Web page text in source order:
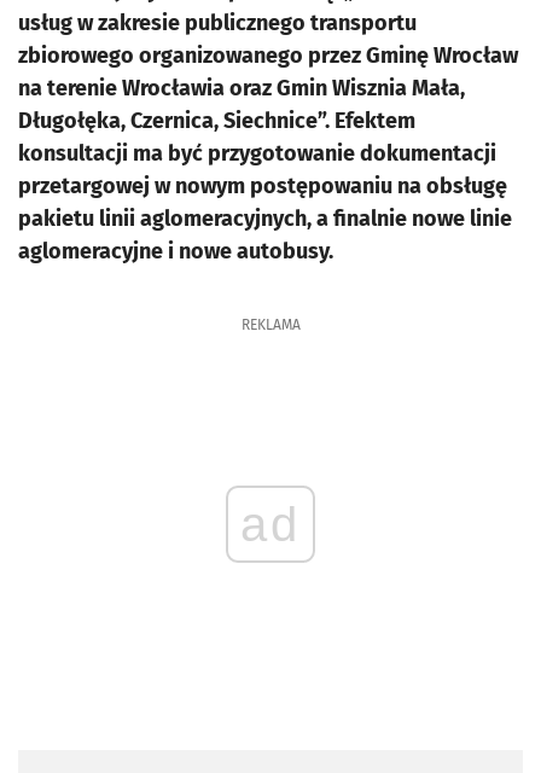
usług w zakresie publicznego transportu
zbiorowego organizowanego przez Gminę Wrocław
na terenie Wrocławia oraz Gmin Wisznia Mała,
Długołęka, Czernica, Siechnice”. Efektem
konsultacji ma być przygotowanie dokumentacji
przetargowej w nowym postępowaniu na obsługę
pakietu linii aglomeracyjnych, a finalnie nowe linie
aglomeracyjne i nowe autobusy.
REKLAMA
ad